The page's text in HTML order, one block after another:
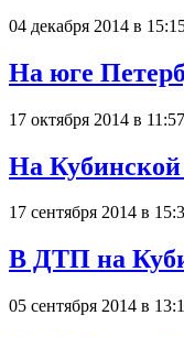
04 декабря 2014 в
На юге
17 октября 2014 в 11:57
На Кубинской
17 сентября 2014 в
В ДТП на
05 сентября 2014 в